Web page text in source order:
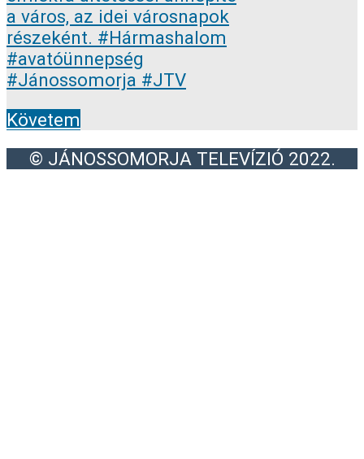
Követem
© JÁNOSSOMORJA TELEVÍZIÓ 2022.